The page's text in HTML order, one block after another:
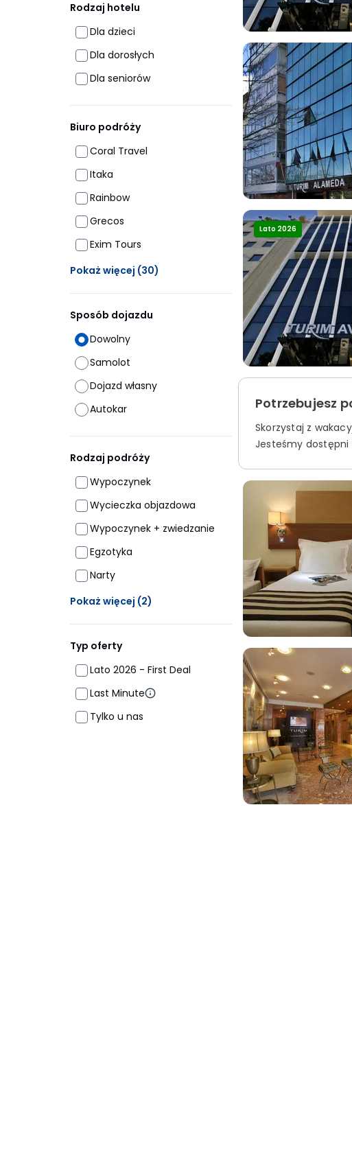
Rodzaj hotelu
Dla dzieci
Dla dorosłych
Dla seniorów
Biuro podróży
Coral Travel
Itaka
Rainbow
Grecos
Exim Tours
Pokaż więcej (30)
Sposób dojazdu
Dowolny
Samolot
Dojazd własny
Autokar
Rodzaj podróży
Wypoczynek
Wycieczka objazdowa
Wypoczynek + zwiedzanie
Egzotyka
Narty
Pokaż więcej (2)
Typ oferty
Lato 2026 - First Deal
Last Minute
Tylko u nas
Lato 2026
Potrzebujesz
Skorzystaj z
Jesteśmy dostępni